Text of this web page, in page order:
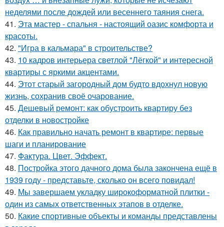
неделями после дождей или весеннего таяния снега.
41. Эта мастер - спальня - настоящий оазис комфорта и
красоты.
42. "Игра в кальмара" в строительстве?
43. 10 кадров интерьера светлой "Лёгкой" и интересной
квартиры с яркими акцентами.
44. Этот старый загородный дом будто вдохнул новую
жизнь, сохранив своё очарование.
45. Дешевый ремонт: как обустроить квартиру без
отделки в новостройке
46. Как правильно начать ремонт в квартире: первые
шаги и планирование
47. Фактура. Цвет. Эффект.
48. Постройка этого дачного дома была закончена ещё в
1939 году - представьте, сколько он всего повидал!
49. Мы завершаем укладку широкоформатной плитки -
один из самых ответственных этапов в отделке.
50. Какие спортивные объекты и команды представлены